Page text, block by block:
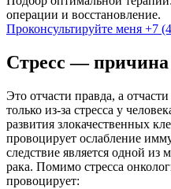
операции и восстановление.
Проконсультируйте меня +7
Стресс — причина
Это отчасти правда, а
только из-за стресса у
развития злокачественных
провоцирует ослабление
следствие является одной
рака. Помимо стресса
провоцирует: